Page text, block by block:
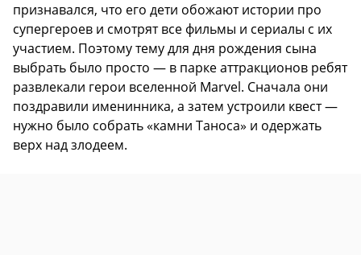
признавался, что его дети обожают истории про
супергероев и смотрят все фильмы и сериалы с их
участием. Поэтому тему для дня рождения сына
выбрать было просто — в парке аттракционов ребят
развлекали герои вселенной Marvel. Сначала они
поздравили именинника, а затем устроили квест —
нужно было собрать «камни Таноса» и одержать
верх над злодеем.